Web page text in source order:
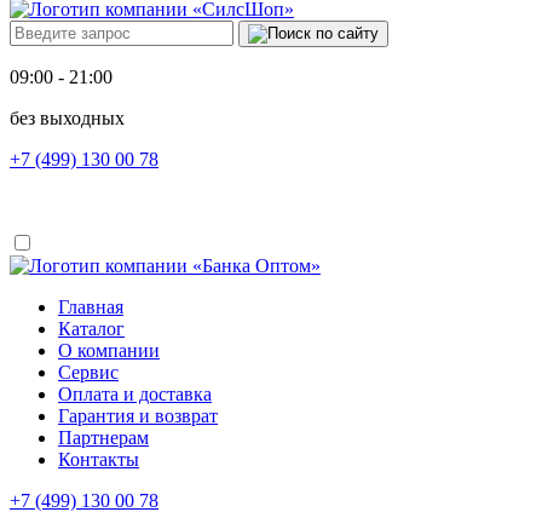
09:00 - 21:00
без выходных
+7 (499) 130 00 78
Главная
Каталог
О компании
Сервис
Оплата и доставка
Гарантия и возврат
Партнерам
Контакты
+7 (499) 130 00 78